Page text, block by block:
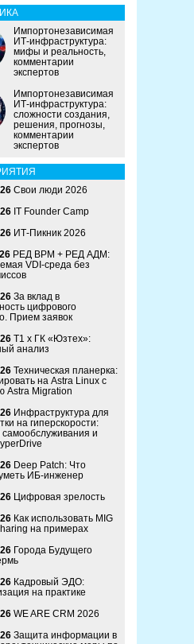
Импортонезависимая
ИТ-инфраструктура:
мифы и реальность,
комментарии
экспертов
Импортонезависимая
ИТ-инфраструктура:
сложности создания,
решения, прогнозы,
комментарии
экспертов
Свои люди 2026
IT Founder Camp
ИТ-Пикник 2026
РЕД ВРМ + РЕД АДМ:
VDI-среда без
За вклад в
цифрового
Прием заявок
Т1 x ГК «Юзтех»:
анализ
Техническая планерка:
на Astra Linux с
Astra Migration
Инфраструктура для
на гиперскорости:
и
Deep Patch: Что
ИБ-инженер
Цифровая зрелость
Как использовать MIG
на примерах
Города Будущего
Кадровый ЭДО:
на практике
WE ARE CRM 2026
Защита информации в